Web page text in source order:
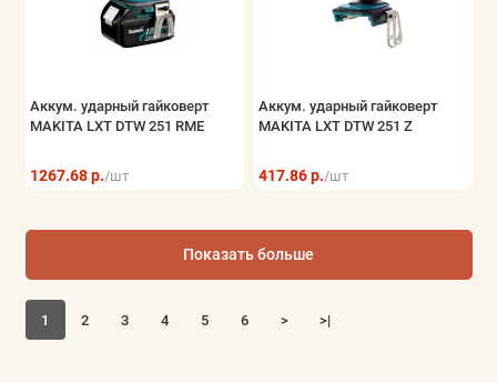
Аккум. ударный гайковерт
MAKITA LXT DTW 251 RME
1267.68 р./шт
Аккум. ударный гайковерт
MAKITA LXT DTW 251 Z
417.86 р./шт
1 2 3 4 5 6 > >|
Показать больше